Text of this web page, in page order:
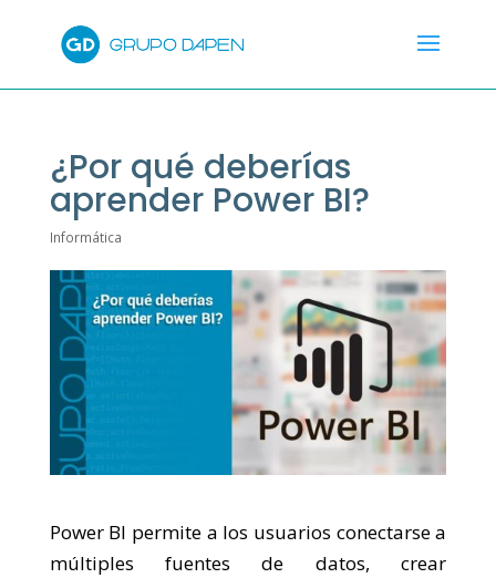
¿Por qué deberías
aprender Power BI?
Informática
Power BI permite a los usuarios conectarse a
múltiples fuentes de datos, crear